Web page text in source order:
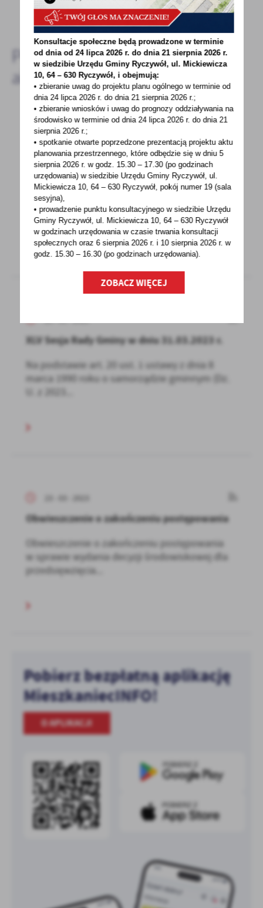
DODAJ KOMENTARZ
Pozostałe
aktualności
24 - 03 - 2023
WRĘCZENIE PROMES DLA JEDNOSTEK OSP Z
TERENU POWIATU OBORNICKIEGO
22 marca 2023 r. w Komendzie Powiatowej
Państwowej Straży Pożarnej w Obornikach
odbyło się oficjalne...
XLV Sesja Rady Gminy w dniu 31.03.2023 r.
Na podstawie art. 20 ust. 1 ustawy z dnia 8
marca 1990 roku o samorządzie gminnym (Dz.
Obwieszczenie o zakończeniu postępowania
Obwieszczenie o zakończeniu postępowania
w sprawie wydania decyzji środowiskowej dla
przedsięwzięcia...
Pobierz bezpłatną aplikację
MieszkaniecINFO!
O APLIKACJI
Konsultacje społeczne będą prowadzone w terminie
od dnia od 24 lipca 2026 r. do dnia 21 sierpnia 2026 r.
w siedzibie Urzędu Gminy Ryczywół, ul. Mickiewicza
10, 64 – 630 Ryczywół, i obejmują:
• zbieranie uwag do projektu planu ogólnego w terminie od
dnia 24 lipca 2026 r. do dnia 21 sierpnia 2026 r.;
• zbieranie wniosków i uwag do prognozy oddziaływania na
środowisko w terminie od dnia 24 lipca 2026 r. do dnia 21
sierpnia 2026 r.;
• spotkanie otwarte poprzedzone prezentacją projektu aktu
planowania przestrzennego, które odbędzie się w dniu 5
sierpnia 2026 r.w godz. 15.30 – 17.30 (po godzinach
urzędowania) w siedzibie Urzędu Gminy Ryczywół, ul.
Mickiewicza 10, 64 – 630 Ryczywół, pokójnumer 19 (sala
sesyjna),
• prowadzenie punktu konsultacyjnego w siedzibie Urzędu
Gminy Ryczywół, ul. Mickiewicza 10, 64 – 630 Ryczywół
w godzinachurzędowania w czasie trwania konsultacji
społecznych oraz 6 sierpnia 2026 r. i 10 sierpnia 2026 r. w
godz. 15.30 – 16.30 (po godzinachurzędowania).
ZOBACZ WIĘCEJ